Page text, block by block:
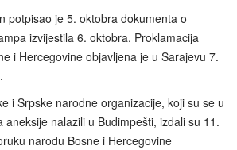
potpisao je 5. oktobra dokumenta o
izvijestila 6. oktobra. Proklamacija
i Hercegovine objavljena je u Sarajevu 7.
i Srpske narodne organizacije, koji su se u
aneksije nalazili u Budimpešti, izdali su 11.
narodu Bosne i Hercegovine